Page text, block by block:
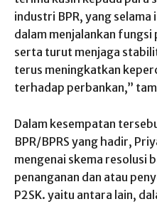
industri BPR, yang selama
dalam menjalankan fungsi
serta turut menjaga
terus meningkatkan
terhadap perbankan,”
Dalam kesempatan
BPR/BPRS yang hadir,
mengenai skema resolusi
penanganan dan atau
P2SK. yaitu antara lain,